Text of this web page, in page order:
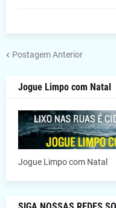
Postagem Anterior
Jogue Limpo com Natal
Jogue Limpo com Natal